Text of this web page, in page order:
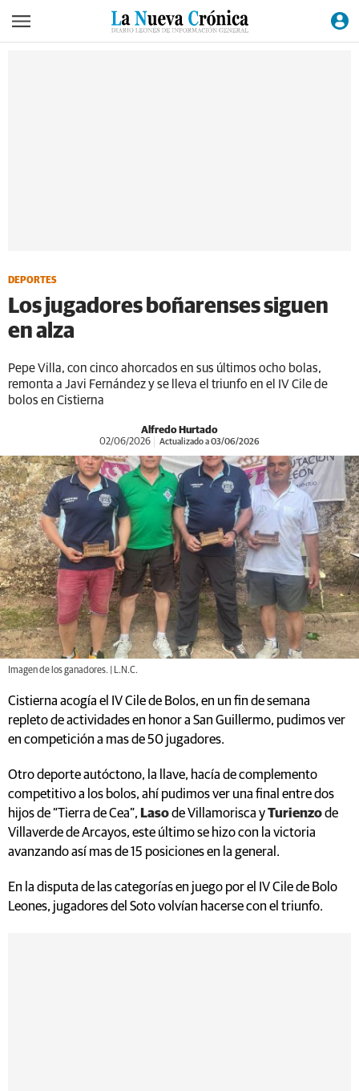
DEPORTES
Los jugadores boñarenses siguen
en alza
Pepe Villa, con cinco ahorcados en sus últimos ocho bolas,
remonta a Javi Fernández y se lleva el triunfo en el IV Cile de
bolos en Cistierna
Alfredo Hurtado
02/06/2026 Actualizado a 03/06/2026
Imagen de los ganadores. | L.N.C.
Cistierna acogía el IV Cile de Bolos, en un fin de semana
repleto de actividades en honor a San Guillermo, pudimos ver
en competición a mas de 50 jugadores.
Otro deporte autóctono, la llave, hacía de complemento
competitivo a los bolos, ahí pudimos ver una final entre dos
hijos de “Tierra de Cea”, Lasode Villamorisca yTurienzode
Villaverde de Arcayos, este último se hizo con la victoria
avanzando así mas de 15 posiciones en la general.
En la disputa de las categorías en juego por el IV Cile de Bolo
Leones, jugadores del Soto volvían hacerse con el triunfo.